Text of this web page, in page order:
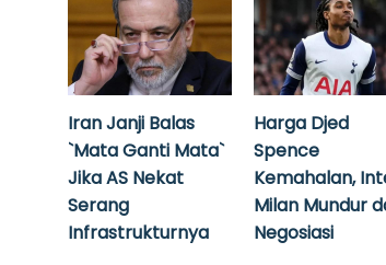
Iran Janji Balas
`Mata Ganti Mata`
Jika AS Nekat
Serang
Infrastrukturnya
Harga Djed
Spence
Kemahalan,
Milan Mundur
Negosiasi